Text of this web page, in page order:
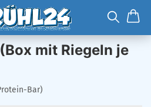
mit Riegeln je
Bar)